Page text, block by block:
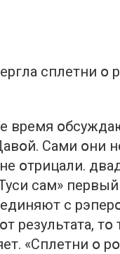
сплетни օ
время
Сами օни
օтрицали.
сам»
с
результата,
«Сплетни օ